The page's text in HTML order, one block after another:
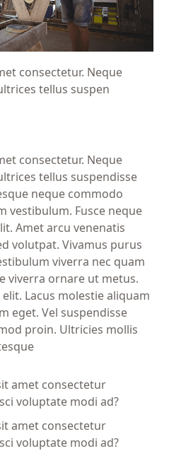
consectetur. Neque
tellus suspen
consectetur. Neque
tellus suspendisse
neque commodo
vestibulum. Fusce neque
Amet arcu venenatis
volutpat. Vivamus purus
viverra nec quam
viverra ornare ut metus.
Lacus molestie aliquam
eget. Vel suspendisse
proin. Ultricies mollis
amet consectetur
voluptate modi ad?
amet consectetur
voluptate modi ad?